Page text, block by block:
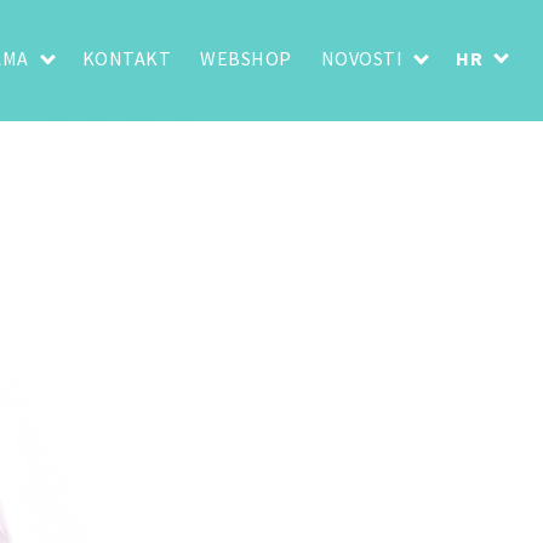
KONTAKT WEBSHOP NOVOSTI HR